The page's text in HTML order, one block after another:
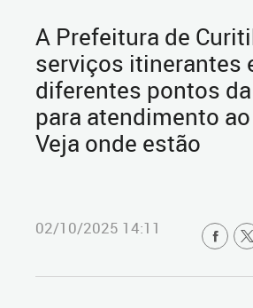
A Prefeitura de
serviços itinerantes
diferentes pontos
para atendimento
Veja onde estão
02/10/2025 14:11